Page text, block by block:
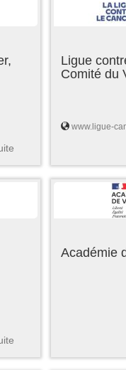
Ligue
Comité du
www.ligue-
Académie